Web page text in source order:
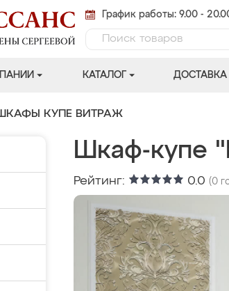
График работы: 9.00 -
КАТАЛОГ ДОСТАВКА
КУПЕ ВИТРАЖ
Шкаф-купе
Рейтинг: 0.0 (0